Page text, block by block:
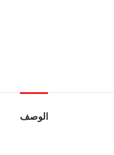
الوصف